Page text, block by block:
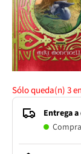
Sólo queda(n)3
Entrega